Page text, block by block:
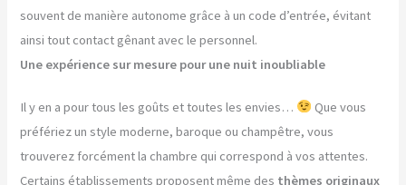
souvent de manière autonome grâce à un code d’entrée, évitant
ainsi tout contact gênant avec le personnel.
Une expérience sur mesure pour une nuit inoubliable
Il y en a pour tous les goûts et toutes les envies…
Que vous
préfériez un style moderne, baroque ou champêtre, vous
trouverez forcément la chambre qui correspond à vos attentes.
Certains établissements proposent même des thèmes originaux